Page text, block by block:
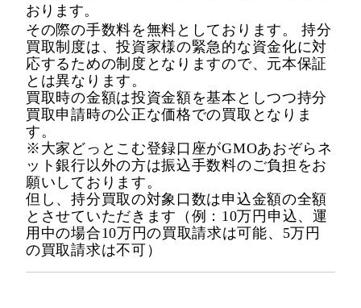
おります。
その際の手数料を無料としております。 持分
買取制度は、投資家様の緊急的な資金化に対
応するための制度となりますので、元本保証
とは異なります。
買取時の金額は投資金額を基本としつつ持分
買取申請時の公正な価格での買取となりま
す。
※大家どっとこむ登録口座がGMOあおぞらネ
ット銀行以外の方は振込手数料のご負担をお
願いしております。
但し、持分買取の対象口数は申込金額の全額
とさせていただきます（例：10万円申込、運
用中の場合10万円の買取請求は可能、5万円
の買取請求は不可）